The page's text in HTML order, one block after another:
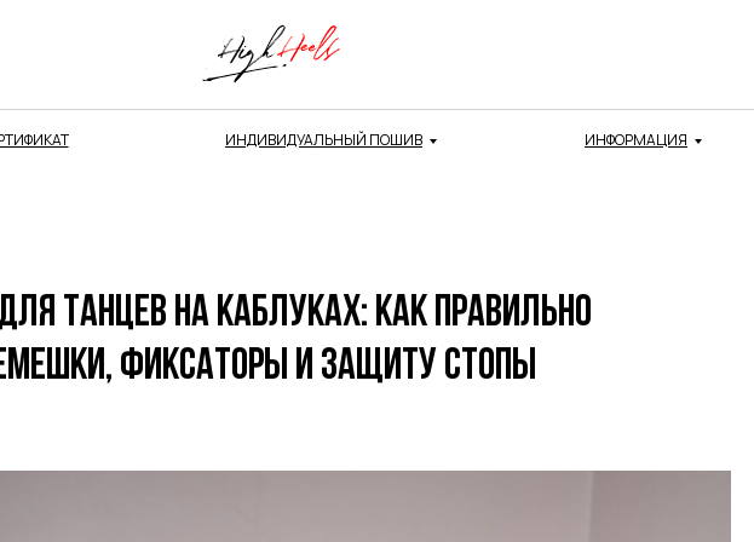
ИНДИВИДУАЛЬНЫЙ ПОШИВ ИНФОРМАЦИЯ
танцев на каблуках: как правильно
фиксаторы и защиту стопы